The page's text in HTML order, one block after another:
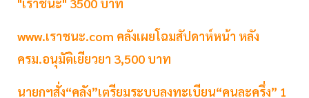
www.เราชนะ.com คลังเผยโฉมสัปดาห์หน้า หลัง
ครม.อนุมัติเยียวยา 3,500 บาท
นายกฯสั่ง“คลัง”เตรียมระบบลงทะเบียน“คนละครึ่ง” 1